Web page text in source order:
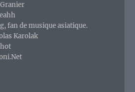
fan de musique asiatique.
Karolak